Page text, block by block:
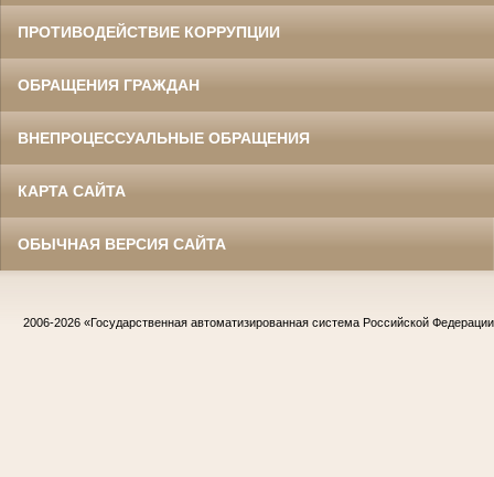
ПРОТИВОДЕЙСТВИЕ КОРРУПЦИИ
ОБРАЩЕНИЯ ГРАЖДАН
ВНЕПРОЦЕССУАЛЬНЫЕ ОБРАЩЕНИЯ
КАРТА САЙТА
ОБЫЧНАЯ ВЕРСИЯ САЙТА
2006-2026 «Государственная автоматизированная система Российской